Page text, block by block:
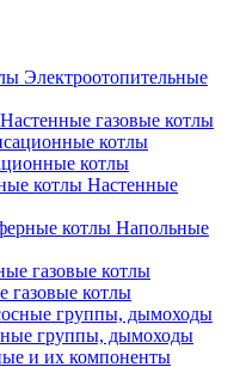
Электроотопительные
Настенные газовые котлы
котлы
Настенные
Напольные
газовые котлы
группы, дымоходы